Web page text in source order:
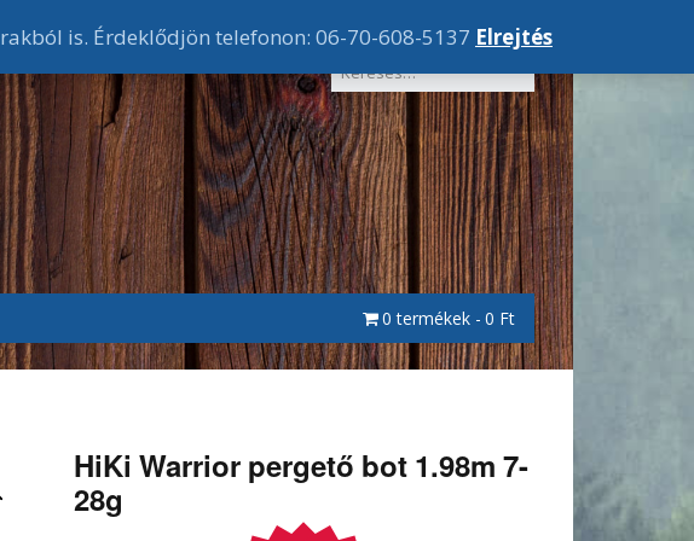
0 termékek 0 Ft
HiKi Warrior pergető bot 1.98m 7-
28g
is. Érdeklődjön telefonon: 06-70-608-5137 Elrejtés